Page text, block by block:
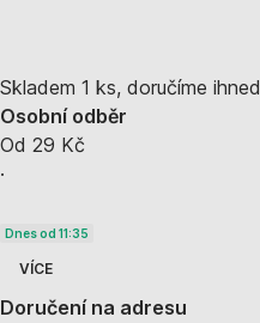
Skladem 1 ks, doručíme ihned
Osobní odběr
Od 29 Kč
·
Dnes od 11:35
VÍCE
Doručení na adresu